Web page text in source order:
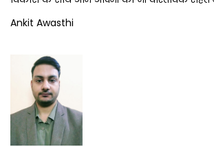
Ankit Awasthi